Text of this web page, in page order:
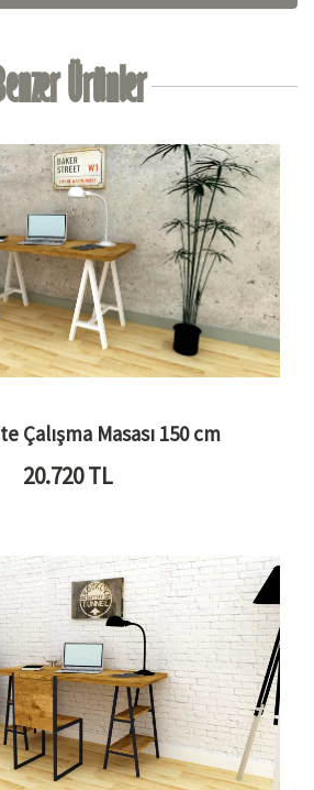
Ürünler
Çalışma Masası 150 cm
20.720TL